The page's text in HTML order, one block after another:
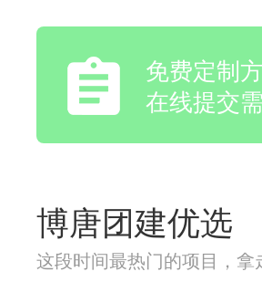
免费定制
在线提交
博唐团建优选
这段时间最热门的项目，拿